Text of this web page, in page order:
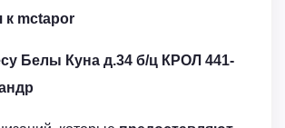
к mctapor
Белы Куна д.34 б/ц КРОЛ 441-